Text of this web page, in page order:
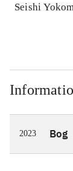
Seishi
2023 Bog